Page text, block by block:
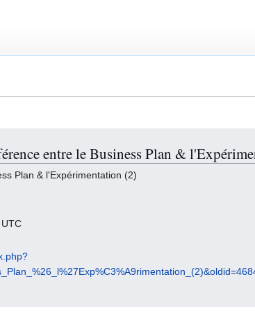
entre le Business Plan &
Plan & l'Expérimentation (2)